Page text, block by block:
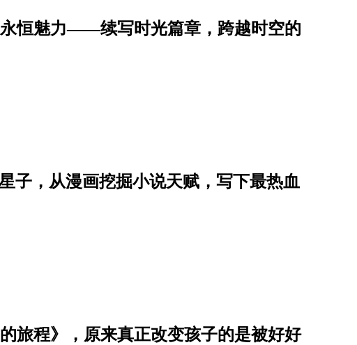
恒魅力——续写时光篇章，跨越时空的
子，从漫画挖掘小说天赋，写下最热血
旅程》，原来真正改变孩子的是被好好